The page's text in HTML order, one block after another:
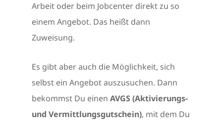
Arbeit oder beim Jobcenter direkt zu so
einem Angebot. Das heißt dann
Zuweisung.
Es gibt aber auch die Möglichkeit, sich
selbst ein Angebot auszusuchen. Dann
bekommst Du einen AVGS (Aktivierungs-
und Vermittlungsgutschein), mit dem Du